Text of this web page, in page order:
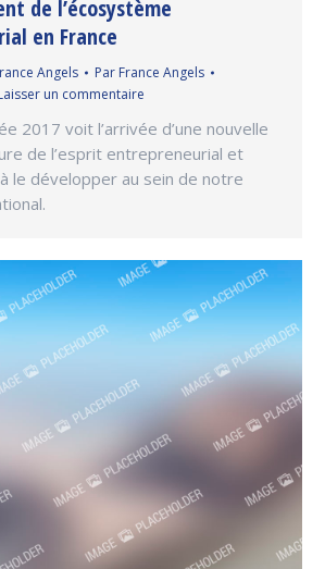
de l’écosystème
en France
Angels Par France Angels
un commentaire
2017 voit l’arrivée d’une nouvelle
de l’esprit entrepreneurial et
le développer au sein de notre